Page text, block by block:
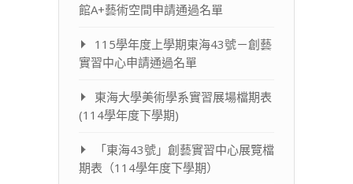
館A+藝術空間申請通過名單
115學年度上學期東海43號－創藝
實習中心申請通過名單
東海大學美術學系實習展場檔期表
(114學年度下學期)
「東海43號」創藝實習中心展覽檔
期表（114學年度下學期）